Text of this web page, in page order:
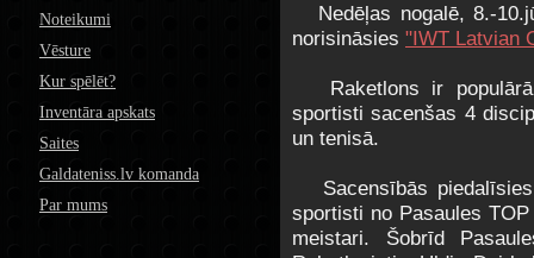
Noteikumi
Vēsture
Kur spēlēt?
Inventāra apskats
Saites
Galdateniss.lv komanda
Par mums
Nedēļas nogalē, 8.-
norisināsies "IWT Latvian
Raketlons ir
sportisti sacenšas 4
un tenisā.
Sacensībās
sportisti no Pasaules
meistari. Šobrīd